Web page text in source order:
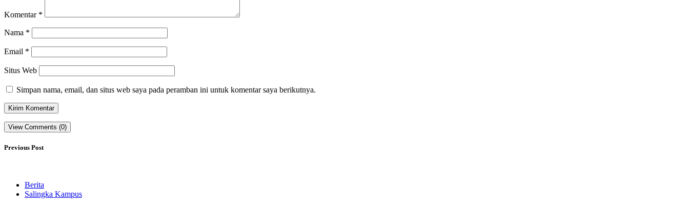
Komentar *
Nama *
Email *
Situs Web
Simpan nama, email, dan situs web saya pada peramban ini untuk komentar saya berikutnya.
View Comments (0)
Previous Post
Berita
Salingka Kampus